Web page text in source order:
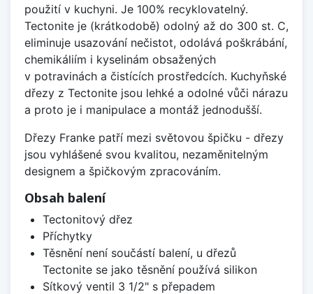
použití v kuchyni. Je 100% recyklovatelný.
Tectonite je (krátkodobě) odolný až do 300 st. C,
eliminuje usazování nečistot, odolává poškrábání,
chemikáliím i kyselinám obsažených
v potravinách a čistících prostředcích. Kuchyňské
dřezy z Tectonite jsou lehké a odolné vůči nárazu
a proto je i manipulace a montáž jednodušší.
Dřezy Franke patří mezi světovou špičku - dřezy
jsou vyhlášené svou kvalitou, nezaměnitelným
designem a špičkovým zpracováním.
Obsah balení
Tectonitový dřez
Příchytky
Těsnění není součástí balení, u dřezů
Tectonite se jako těsnění používá silikon
Sítkový ventil 3 1/2" s přepadem